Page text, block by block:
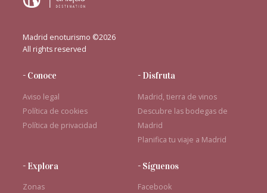
Madrid enoturismo ©2026
All rights reserved
- Conoce
Aviso legal
Política de cookies
Política de privacidad
- Disfruta
Madrid, tierra de vinos
Descubre las bodegas de
Madrid
Planifica tu viaje a Madrid
- Explora
Zonas
- Síguenos
Facebook